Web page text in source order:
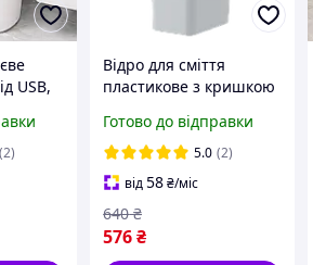
USB,
/
(2)
Відро для сміття
пластикове з кришкою
Готово до відправки
5.0 (2)
від58₴/міс
576₴
640 ₴